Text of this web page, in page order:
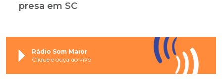
presa em SC
Rádio Som Maior
Clique e ouça ao vivo